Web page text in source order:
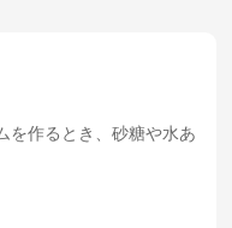
を作るとき、砂糖や水あ